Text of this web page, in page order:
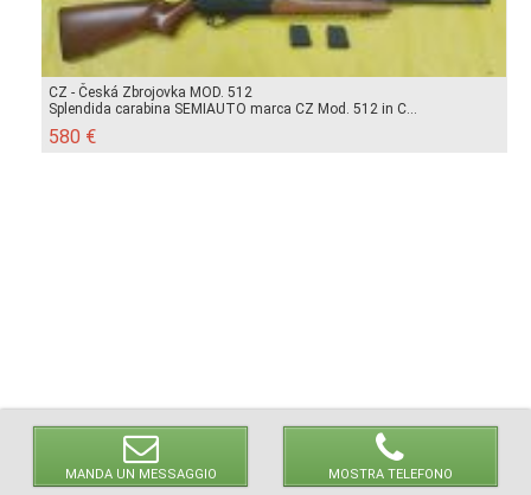
MANDA UN MESSAGGIO MOSTRA TELEFONO
CZ - Česká Zbrojovka MOD. 512
Splendida carabina SEMIAUTO marca CZ Mod. 512 in C...
580 €